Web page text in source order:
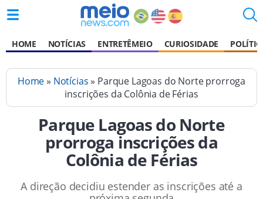
HOME NOTÍCIAS ENTRETÊMEIO CURIOSIDADE
Home» Notícias» Parque Lagoas do Norte prorroga
inscrições da Colônia de Férias
Parque Lagoas do Norte
prorroga inscrições da
Colônia de Férias
A direção decidiu estender as inscrições até a